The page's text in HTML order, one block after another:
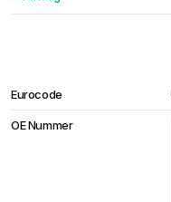
Eurocode
OE Nummer